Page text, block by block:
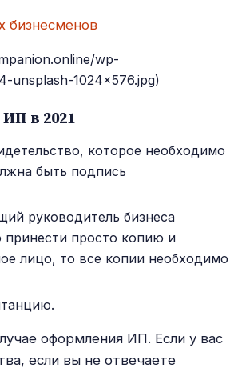
бизнесменов
wp-
unsplash-1024x576.jpg)
в 2021
которое необходимо
быть подпись
руководитель бизнеса
принести просто копию и
лицо, то все копии необходимо
оформления ИП. Если у вас
если вы не отвечаете